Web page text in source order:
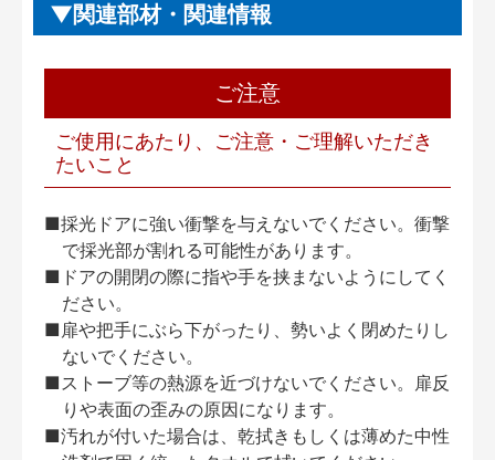
関連部材・関連情報
ご注意
ご使用にあたり、ご注意・ご理解いただき
たいこと
■採光ドアに強い衝撃を与えないでください。衝撃
で採光部が割れる可能性があります。
■ドアの開閉の際に指や手を挟まないようにしてく
ださい。
■扉や把手にぶら下がったり、勢いよく閉めたりし
ないでください。
■ストーブ等の熱源を近づけないでください。扉反
りや表面の歪みの原因になります。
■汚れが付いた場合は、乾拭きもしくは薄めた中性